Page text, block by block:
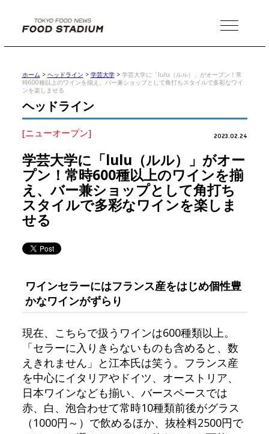
MENU
ホーム > ヘッドライン > 学芸大学> 学芸大学に「lulu（ルル）」がオープン！常
時600種以上のワインを揃え、バー兼ショップとして角打ちスタイルで多彩なワイ
ンを楽しませる
ヘッドライン
[ニューオープン] 2023.02.24
学芸大学に「lulu（ルル）」がオー
プン！常時600種以上のワインを揃
え、バー兼ショップとして角打ち
スタイルで多彩なワインを楽しま
せる
ワインセラーにはフランス産をはじめ個性豊
かなワインがずらり
現在、こちらで扱うワインは600種類以上。
「セラーに入りきらないものも含めると、数
えきれません」と江本氏は笑う。フランス産
を中心にイタリアやドイツ、オーストリア、
日本ワインなども揃い、バースペースでは
赤、白、泡合わせて常時10種類前後がグラス
（1000円～）で飲めるほか、抜栓料2500円で